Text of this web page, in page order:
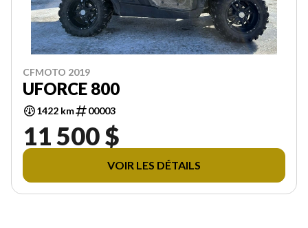
CFMOTO 2019
UFORCE 800
1422 km 00003
11 500 $
VOIR LES DÉTAILS